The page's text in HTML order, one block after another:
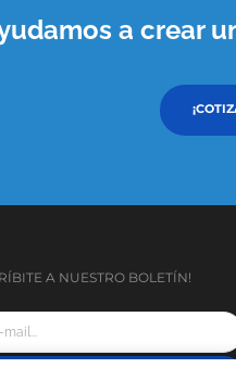
a crear
A NUESTRO BOLETÍN!